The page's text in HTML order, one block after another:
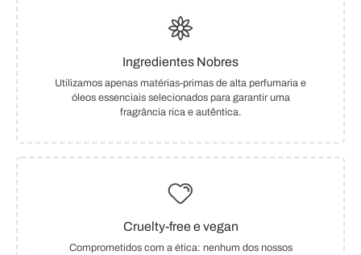
Ingredientes Nobres
Utilizamos apenas matérias-primas de alta perfumaria e
óleos essenciais selecionados para garantir uma
fragrância rica e autêntica.
Cruelty-free e vegan
Comprometidos com a ética: nenhum dos nossos